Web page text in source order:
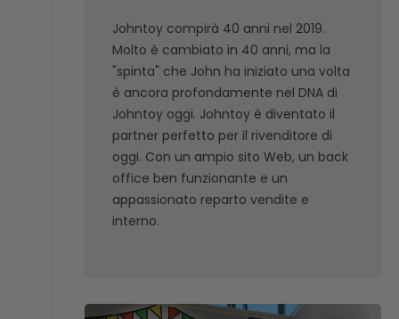
Johntoy compirà 40 anni nel 2019.
Molto è cambiato in 40 anni, ma la
"spinta" che John ha iniziato una volta
è ancora profondamente nel DNA di
Johntoy oggi. Johntoy è diventato il
partner perfetto per il rivenditore di
oggi. Con un ampio sito Web, un back
office ben funzionante e un
appassionato reparto vendite e
interno.